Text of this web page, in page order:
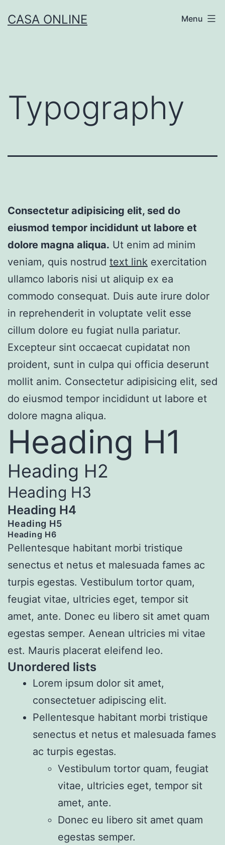
toCASA ONLINE Menu
Typography
Consectetur adipisicing elit, sed do
eiusmod tempor incididunt ut labore et
dolore magna aliqua. Ut enim ad minim
veniam, quis nostrud text link exercitation
ullamco laboris nisi ut aliquip ex ea
commodo consequat. Duis aute irure dolor
in reprehenderit in voluptate velit esse
cillum dolore eu fugiat nulla pariatur.
Excepteur sint occaecat cupidatat non
proident, sunt in culpa qui officia deserunt
mollit anim. Consectetur adipisicing elit, sed
do eiusmod tempor incididunt ut labore et
dolore magna aliqua.
Heading H1
Heading H2
Heading H3
Heading H4
Heading H5
Heading H6
Pellentesque habitant morbi tristique
senectus et netus et malesuada fames ac
turpis egestas. Vestibulum tortor quam,
feugiat vitae, ultricies eget, tempor sit
amet, ante. Donec eu libero sit amet quam
egestas semper. Aenean ultricies mi vitae
est. Mauris placerat eleifend leo.
Unordered lists
Lorem ipsum dolor sit amet,
consectetuer adipiscing elit.
Pellentesque habitant morbi tristique
senectus et netus et malesuada fames
ac turpis egestas.
Vestibulum tortor quam, feugiat
vitae, ultricies eget, tempor sit
amet, ante.
Donec eu libero sit amet quam
egestas semper.